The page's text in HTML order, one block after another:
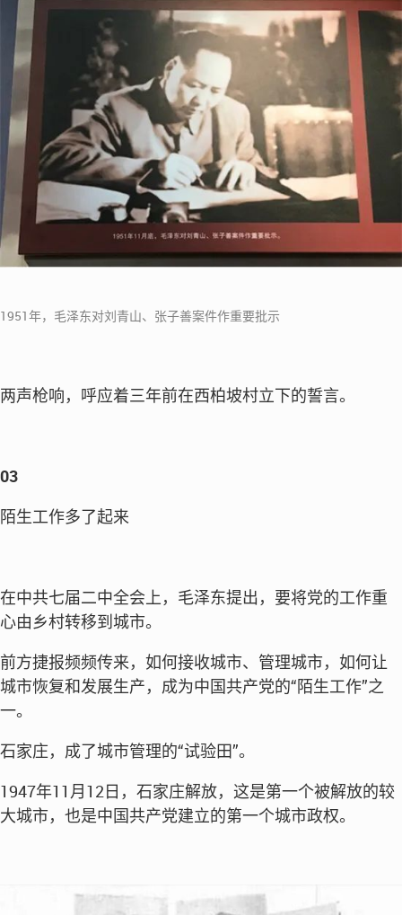
1951年，毛泽东对刘青山、张子善案件作重要批示
两声枪响，呼应着三年前在西柏坡村立下的誓言。
03
陌生工作多了起来
在中共七届二中全会上，毛泽东提出，要将党的工作重
心由乡村转移到城市。
前方捷报频频传来，如何接收城市、管理城市，如何让
城市恢复和发展生产，成为中国共产党的“陌生工作”之
一。
石家庄，成了城市管理的“试验田”。
1947年11月12日，石家庄解放，这是第一个被解放的较
大城市，也是中国共产党建立的第一个城市政权。